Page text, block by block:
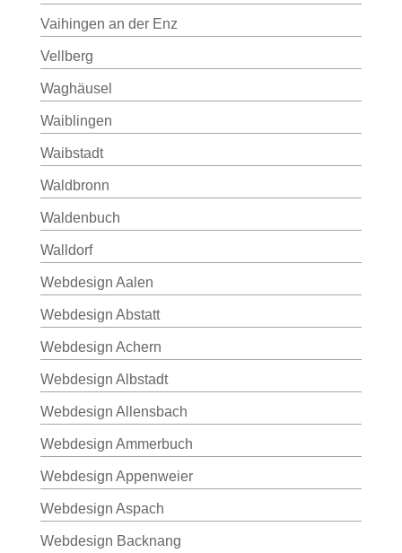
Vaihingen an der Enz
Vellberg
Waghäusel
Waiblingen
Waibstadt
Waldbronn
Waldenbuch
Walldorf
Webdesign Aalen
Webdesign Abstatt
Webdesign Achern
Webdesign Albstadt
Webdesign Allensbach
Webdesign Ammerbuch
Webdesign Appenweier
Webdesign Aspach
Webdesign Backnang